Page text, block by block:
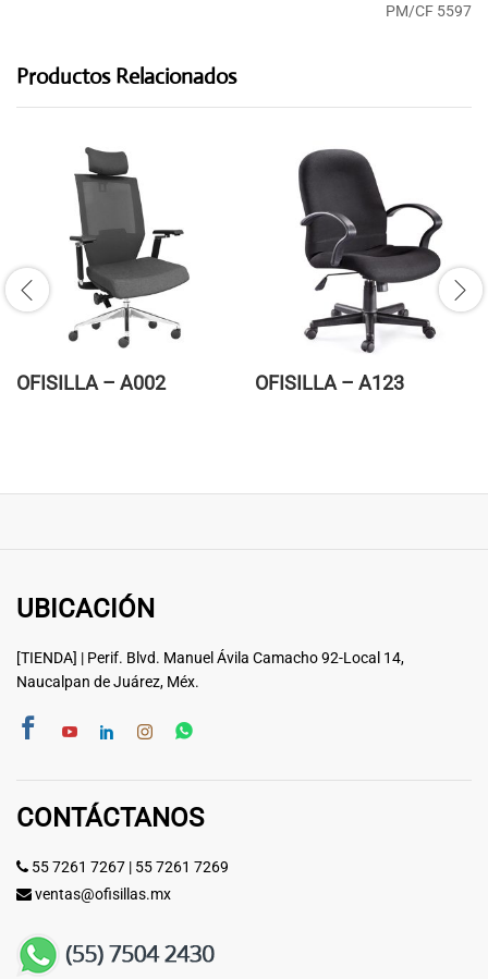
PM/CF 5597
Productos Relacionados
OFISILLA – A002 OFISILLA – A123
UBICACIÓN
[TIENDA] | Perif. Blvd. Manuel Ávila Camacho 92-Local 14,
Naucalpan de Juárez, Méx.
CONTÁCTANOS
55 7261 7267 | 55 7261 7269
ventas@ofisillas.mx